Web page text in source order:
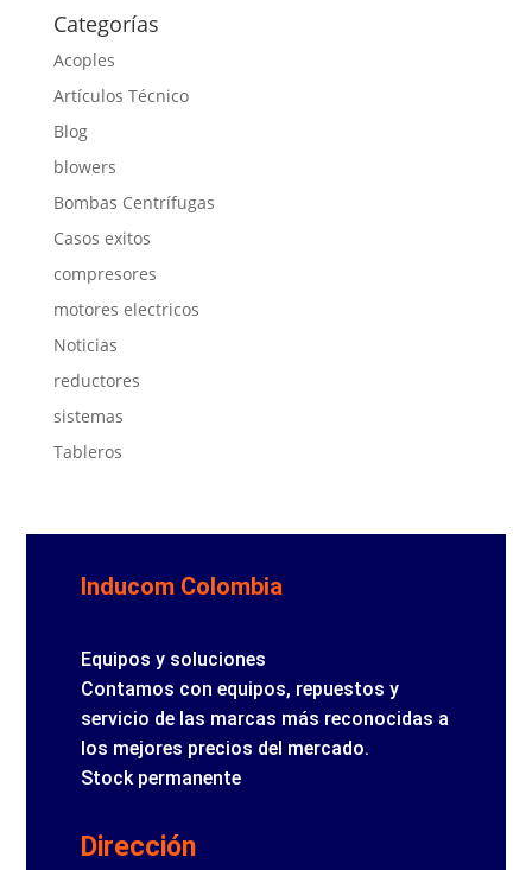
Categorías
Acoples
Artículos Técnico
Blog
blowers
Bombas Centrífugas
Casos exitos
compresores
motores electricos
Noticias
reductores
sistemas
Tableros
Inducom Colombia
Equipos y soluciones
Contamos con equipos, repuestos y
servicio de las marcas más reconocidas a
los mejores precios del mercado.
Stock permanente
Dirección